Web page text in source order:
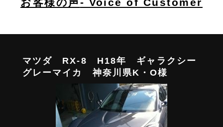
マツダ RX-8 H18年 ギャラクシー
グレーマイカ 神奈川県K・O様